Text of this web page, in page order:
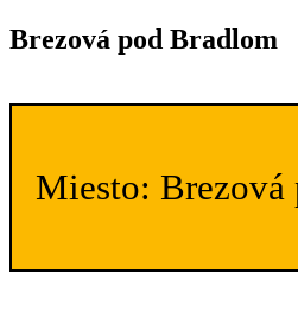
Brezová pod Bradlom
Miesto: Brezová